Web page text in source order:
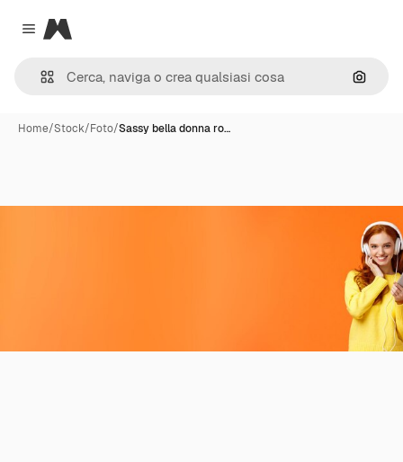
Close menu
Magnific
Cerca
Home/Stock/Foto/Sassy bella donna ro…